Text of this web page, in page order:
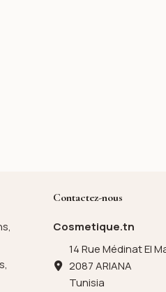
Contactez-nous
Cosmetique.tn
14 Rue Médinat El
2087 ARIANA
Tunisia